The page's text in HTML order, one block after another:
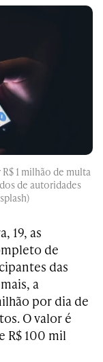
1 milhão de multa
de autoridades
19, as
de
das
a
por dia de
O valor é
R$ 100 mil